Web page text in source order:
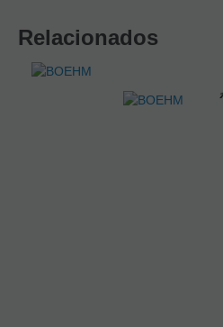
Relacionados